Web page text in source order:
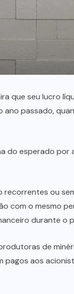
que seu lucro
passado,
esperado por
ou
com o mesmo
durante o
de
aos